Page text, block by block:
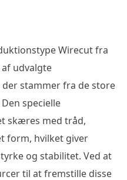
Wirecut fra
udvalgte
stammer fra de store
specielle
skæres med tråd,
form, hvilket giver
og stabilitet. Ved at
til at fremstille disse